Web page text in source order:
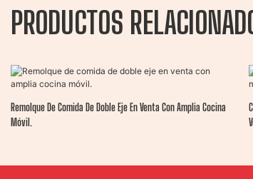
PRODUCTOS
Remolque De Comida De Doble Eje En Venta Con Amplia Cocina
Móvil.